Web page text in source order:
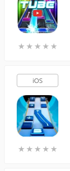
★ ★ ★ ★ ★
★ ★ ★ ★ ★
iOS
★ ★ ★ ★ ★
★ ★ ★ ★ ★